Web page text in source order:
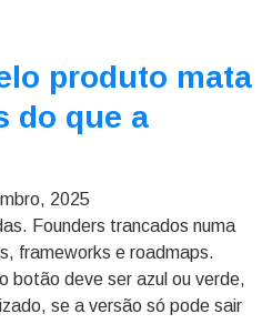
produto mata
do que a
2025
Founders trancados numa
frameworks e roadmaps.
botão deve ser azul ou verde,
se a versão só pode sair